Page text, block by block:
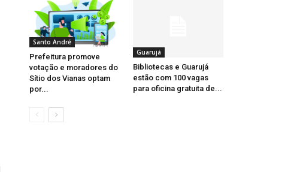
Santo André
Prefeitura promove
votação e moradores do
Sítio dos Vianas optam
por...
Guarujá
Bibliotecas e Guarujá
estão com 100 vagas
para oficina gratuita de...